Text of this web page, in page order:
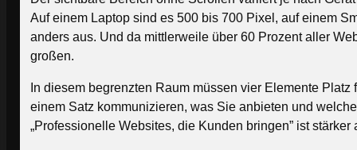
Auf einem Laptop sind es 500 bis 700 Pixel, auf einem
anders aus. Und da mittlerweile über 60 Prozent aller
großen.
In diesem begrenzten Raum müssen vier Elemente
einem Satz kommunizieren, was Sie anbieten und
„Professionelle Websites, die Kunden bringen” ist stärker